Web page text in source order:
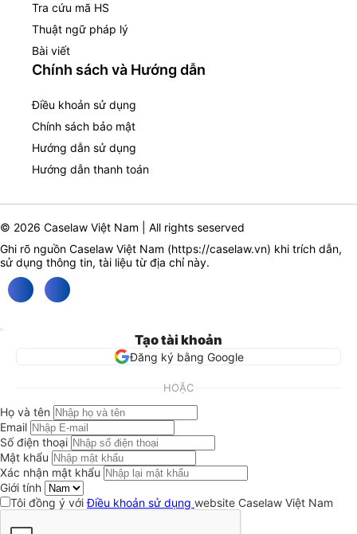
Tra cứu mã HS
Thuật ngữ pháp lý
Bài viết
Chính sách và Hướng dẫn
Điều khoản sử dụng
Chính sách bảo mật
Hướng dẫn sử dụng
Hướng dẫn thanh toán
© 2026 Caselaw Việt Nam | All rights seserved
Ghi rõ nguồn Caselaw Việt Nam (https://caselaw.vn) khi trích dẫn,
sử dụng thông tin, tài liệu từ địa chỉ này.
Tạo tài khoản
Đăng ký bằng Google
HOẶC
Họ và tên
Email
Số điện thoại
Mật khẩu
Xác nhận mật khẩu
Giới tính
Tôi đồng ý vớiĐiều khoản sử dụng website Caselaw Việt Nam